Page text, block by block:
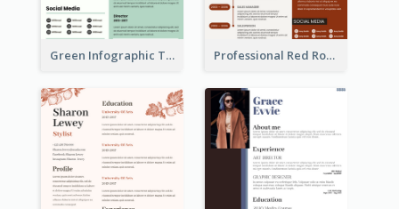
Green Infographic Teacher Resume Professional Red Rouge Resume